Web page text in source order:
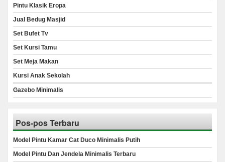
Pintu Klasik Eropa
Jual Bedug Masjid
Set Bufet Tv
Set Kursi Tamu
Set Meja Makan
Kursi Anak Sekolah
Gazebo Minimalis
Pos-pos Terbaru
Model Pintu Kamar Cat Duco Minimalis Putih
Model Pintu Dan Jendela Minimalis Terbaru